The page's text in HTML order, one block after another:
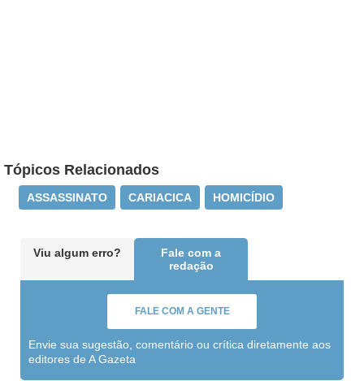
Tópicos Relacionados
ASSASSINATO CARIACICA HOMICÍDIO
Viu algum erro?
Fale com a
redação
FALE COM A GENTE
Envie sua sugestão, comentário ou crítica diretamente aos
editores de A Gazeta